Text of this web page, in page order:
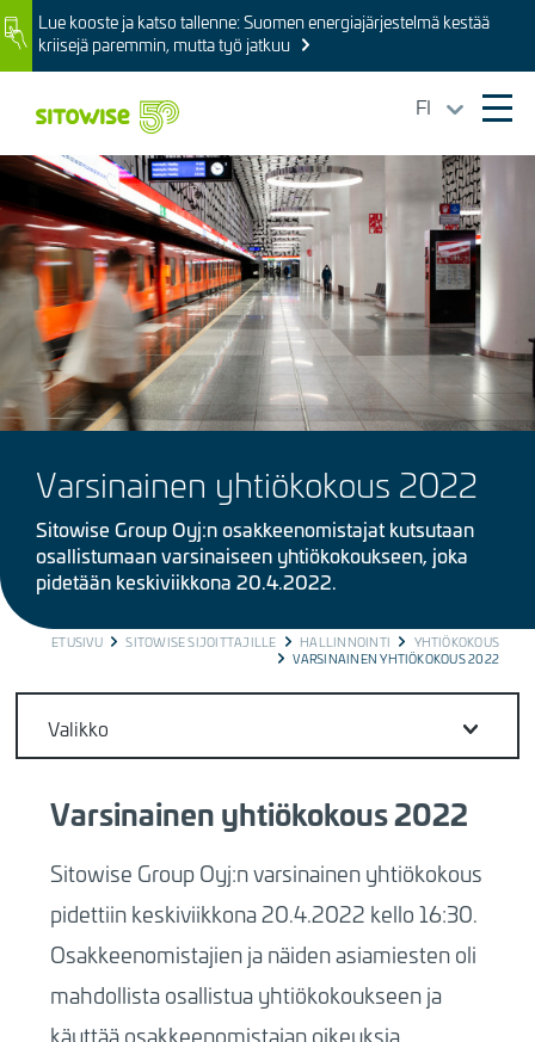
Skip
to
main
ImageLue kooste ja katso tallenne: Suomen energiajärjestelmä kestää
kriisejä paremmin, mutta työ jatkuu
FI
Kuva
Varsinainen yhtiökokous 2022
Sitowise Group Oyj:n osakkeenomistajat kutsutaan
osallistumaan varsinaiseen yhtiökokoukseen, joka
pidetään keskiviikkona 20.4.2022.
BREADCRUMB
ETUSIVU SITOWISE SIJOITTAJILLE HALLINNOINTI
YHTIÖKOKOUS
VARSINAINEN YHTIÖKOKOUS 2022
Valikko
Varsinainen yhtiökokous 2022
Sitowise Group Oyj:n varsinainen yhtiökokous
pidettiin keskiviikkona 20.4.2022 kello 16:30.
Osakkeenomistajien ja näiden asiamiesten oli
mahdollista osallistua yhtiökokoukseen ja
käyttää osakkeenomistajan oikeuksia